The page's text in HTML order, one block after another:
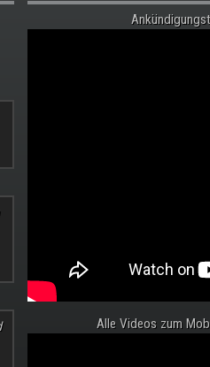
Alle Videos zum